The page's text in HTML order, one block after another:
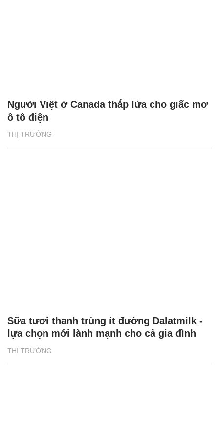
THỊ TRƯỜNG
Người Việt ở Canada thắp lửa cho giấc mơ
ô tô điện
THỊ TRƯỜNG
Sữa tươi thanh trùng ít đường Dalatmilk -
lựa chọn mới lành mạnh cho cả gia đình